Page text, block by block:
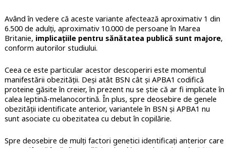
Având în vedere că aceste variante afectează aproximativ 1 din
6.500 de adulți, aproximativ 10.000 de persoane în Marea
Britanie, implicațiile pentru sănătatea publică sunt majore,
conform autorilor studiului.
Ceea ce este particular acestor descoperiri este momentul
manifestării obezității. Deși atât BSN cât și APBA1 codifică
proteine găsite în creier, în prezent nu se știe că ar fi implicate în
calea leptină-melanocortină. În plus, spre deosebire de genele
obezității identificate anterior, variantele în BSN și APBA1 nu
sunt asociate cu obezitatea cu debut în copilărie.
Spre deosebire de mulți factori genetici identificați anterior care